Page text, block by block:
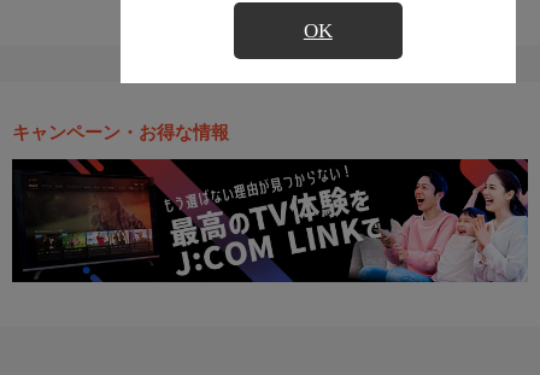
OK
キャンペーン・お得な情報